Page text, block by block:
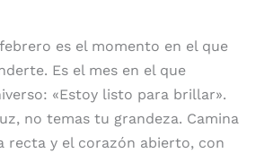
es el momento en el que
Es el mes en el que
«Estoy listo para brillar».
no temas tu grandeza. Camina
recta y el corazón abierto, con